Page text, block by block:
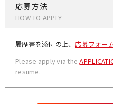
応募方法
HOW TO APPLY
履歴書を添付の上、応募フォー
Please apply via the
resume.